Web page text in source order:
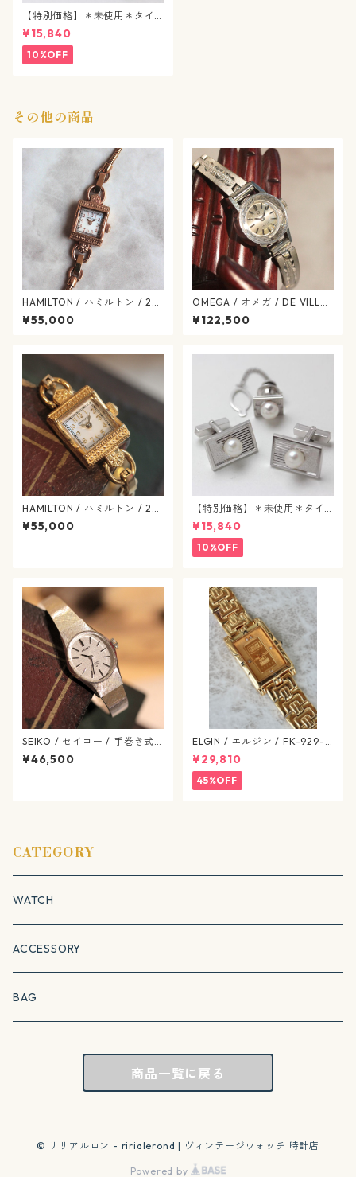
【特別価格】＊未使用＊タイ
タック&カフスボタン / パール
/ j92
¥15,840
10%OFF
その他の商品
HAMILTON / ハミルトン / 28
0.002 / H31241113 / アメリ
カン クラシック / マザーオブ
¥55,000
OMEGA / オメガ / DE VILLE
（オメガ デビル）/ 1969年式
/ 手巻き式 / ヴィンテージ / 腕
¥122,500
HAMILTON / ハミルトン / 28
0.002 / H31.231.113 / アメリ
カン クラシック / マザーオブ
¥55,000
【特別価格】＊未使用＊タイ
タック&カフスボタン / パール
/ j92
¥15,840
10%OFF
SEIKO / セイコー / 手巻き式 /
1970年代 / ヴィンテージ腕時
¥46,500
ELGIN / エルジン / FK-929-C
ゴールド / 638-07-elgin
¥29,810
45%OFF
CATEGORY
WATCH
ACCESSORY
BAG
商品一覧に戻る
© リリアルロン - ririalerond | ヴィンテージウォッチ 時計店
Powered by